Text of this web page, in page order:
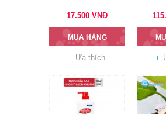
17.500 VNĐ
MUA HÀNG
Ưa thích